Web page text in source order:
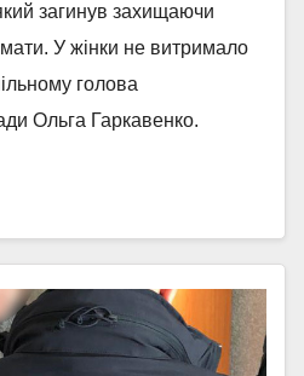
загинув захищаючи
У жінки не витримало
голова
Ольга Гаркавенко.